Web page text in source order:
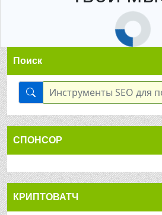
Поиск
СПОНСОР
КРИПТОВАТЧ